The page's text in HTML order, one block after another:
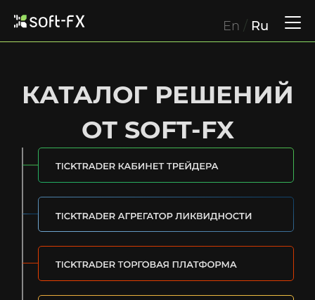
En / Ru
КАТАЛОГ РЕШЕНИЙ
ОТ SOFT-FX